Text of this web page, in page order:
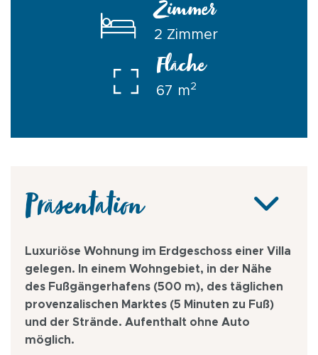
Zimmer
2 Zimmer
Fläche
67 m2
Präsentation
Luxuriöse Wohnung im Erdgeschoss einer Villa
gelegen. In einem Wohngebiet, in der Nähe
des Fußgängerhafens (500 m), des täglichen
provenzalischen Marktes (5 Minuten zu Fuß)
und der Strände. Aufenthalt ohne Auto
möglich.